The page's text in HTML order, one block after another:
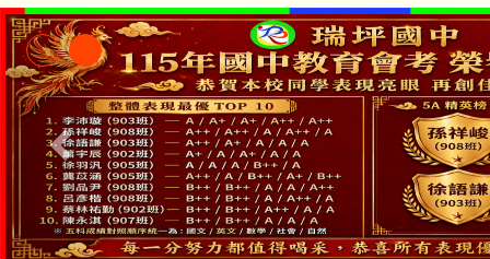
「本色祭」8/29、30在